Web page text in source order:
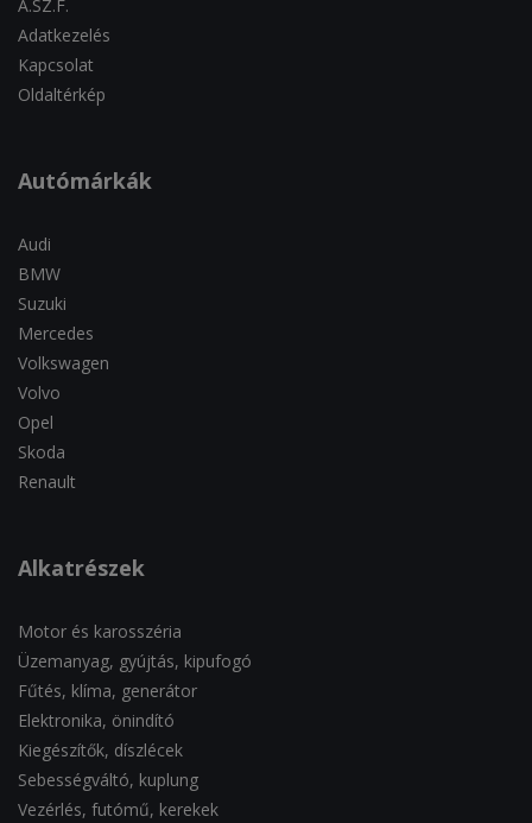
Á.SZ.F.
Adatkezelés
Kapcsolat
Oldaltérkép
Autómárkák
Audi
BMW
Suzuki
Mercedes
Volkswagen
Volvo
Opel
Skoda
Renault
Alkatrészek
Motor és karosszéria
Üzemanyag, gyújtás, kipufogó
Fűtés, klíma, generátor
Elektronika, önindító
Kiegészítők, díszlécek
Sebességváltó, kuplung
Vezérlés, futómű, kerekek